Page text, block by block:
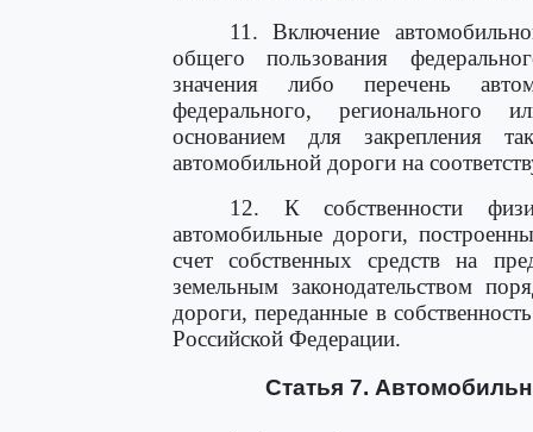
11. Включение
общего пользования
значения либо перечень
федерального, регионального
основанием для закрепления
автомобильной дороги на
12. К собственности
автомобильные дороги,
счет собственных средств на
земельным законодательством
дороги, переданные в
Российской Федерации.
Статья 7.